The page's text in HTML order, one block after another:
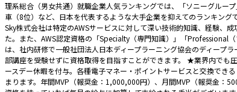
理系総合（男女共通）就職企業人気ランキングでは、「ソニーグルー
車（8位）など、日本を代表するような大手企業を抑えてのランキン
Sky株式会社は特定のAWSサービスに対して深い技術的知識、経験、
た。また、AWS認定資格の「Specialty（専門知識）」「Professional
は、社内研修で一般社団法人日本ディープラーニング協会のディープ
部講座を受験せずに資格取得を目指すことができます。 ★業界内で
ースデー休暇を付与。各種電子マネー・ポイントサービスと交換でき
まります。年間MVP（報奨金：1,000,000円）、月間MVP（報奨金：